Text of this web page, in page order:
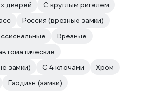
дверей
С круглым ригелем
Россия (врезные замки)
Врезные
замки)
С 4 ключами
Хром
Гардиан (замки)